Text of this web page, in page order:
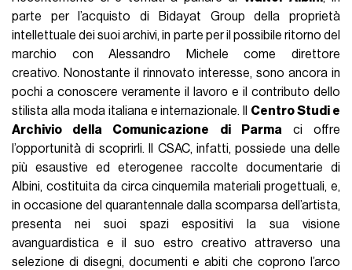
parte per l’acquisto di Bidayat Group della proprietà
intellettuale dei suoi archivi, in parte per il possibile ritorno del
marchio con Alessandro Michele come direttore
creativo. Nonostante il rinnovato interesse, sono ancora in
pochi a conoscere veramente il lavoro e il contributo dello
stilista alla moda italiana e internazionale. Il Centro Studi e
Archivio della Comunicazione di Parmaci offre
l’opportunità di scoprirli. Il CSAC, infatti, possiede una delle
più esaustive ed eterogenee raccolte documentarie di
Albini, costituita da circa cinquemila materiali progettuali, e,
in occasione del quarantennale dalla scomparsa dell’artista,
presenta nei suoi spazi espositivi la sua visione
avanguardistica e il suo estro creativo attraverso una
selezione di disegni, documenti e abiti che coprono l’arco